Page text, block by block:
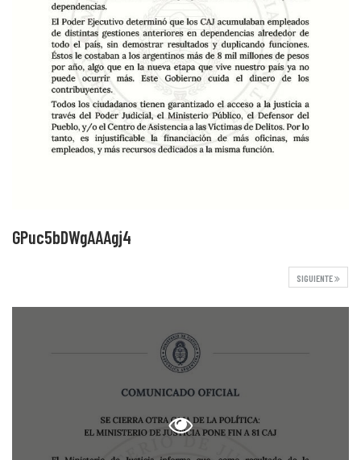
GPuc5bDWgAAAgj4
SIGUIENTE